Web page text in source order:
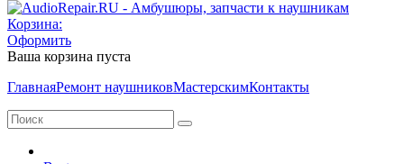
Корзина:
Оформить
Ваша корзина пуста
ГлавнаяРемонт наушниковМастерскимКонтакты